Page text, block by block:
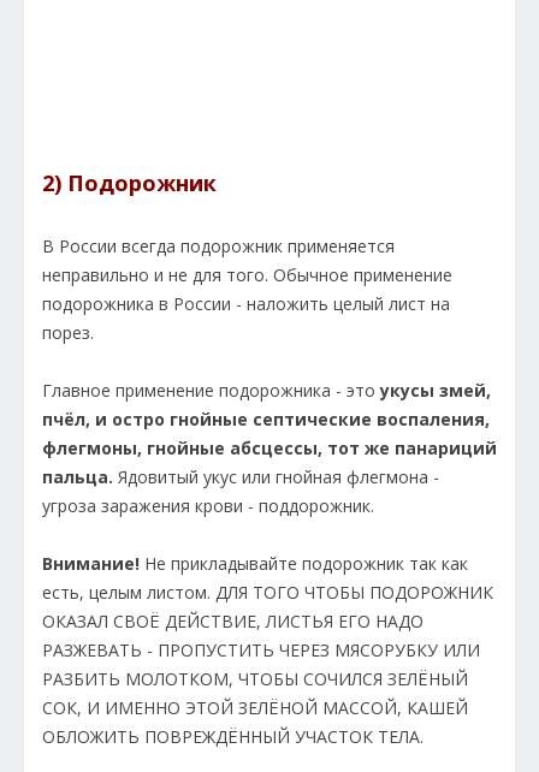
2) Подорожник
В России всегда подорожник применяется
неправильно и не для того. Обычное применение
подорожника в России - наложить целый лист на
порез.
Главное применение подорожника - этоукусы змей,
пчёл, и остро гнойные септические воспаления,
флегмоны, гнойные абсцессы, тот же панариций
пальца. Ядовитый укус или гнойная флегмона -
угроза заражения крови - поддорожник.
Внимание! Не прикладывайте подорожник так как
есть, целым листом. ДЛЯ ТОГО ЧТОБЫ ПОДОРОЖНИК
ОКАЗАЛ СВОЁ ДЕЙСТВИЕ, ЛИСТЬЯ ЕГО НАДО
РАЗЖЕВАТЬ - ПРОПУСТИТЬ ЧЕРЕЗ МЯСОРУБКУ ИЛИ
РАЗБИТЬ МОЛОТКОМ, ЧТОБЫ СОЧИЛСЯ ЗЕЛЁНЫЙ
СОК, И ИМЕННО ЭТОЙ ЗЕЛЁНОЙ МАССОЙ, КАШЕЙ
ОБЛОЖИТЬ ПОВРЕЖДЁННЫЙ УЧАСТОК ТЕЛА.